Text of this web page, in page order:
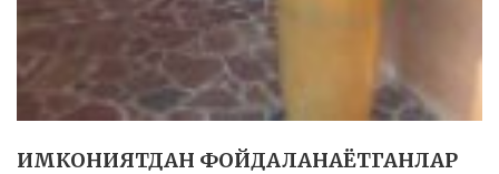
ИМКОНИЯТДАН ФОЙДАЛАНАЁТГАНЛАР